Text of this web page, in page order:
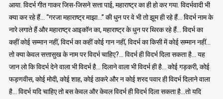
आया. विदर्भ गीत गाकर जिस-जिसने सत्ता पाई, महाराष्ट्र का ही हो कर गया. विदर्भवादी भी
क्या कर रहे हैं… “गरजा महाराष्ट्र माझा…” की धुन पर वे भी तो झूम ही रहे हैं… विदर्भ नाम के
नारे लगाते हैं और महाराष्ट्र आइकॉन का, महाराष्ट्र के धुन पर थिरक रहे हैं… विदर्भ का
कहीं कोई सम्मान नहीं, विदर्भ का कहीं कोई गान नहीं, विदर्भ का किसी में कोई सम्मान नहीं…
तो क्या केवल सत्तासुख के नाम पर विदर्भ चाहिए?… विदर्भ ही विदर्भ दिला सकता है… यह
जान लो कि विदर्भ देने वाला भी विदर्भ है… दिलाने वाला भी विदर्भ ही है… कोई गड़करी, कोई
फड़णवीस, कोई मोदी, कोई शाह, कोई ठाकरे और न कोई शरद पवार ही विदर्भ दिलाने वाला
है… विदर्भ यदि चाहिए तो बस केवल और केवल विदर्भ ही विदर्भ दिला सकता है…तो यदि